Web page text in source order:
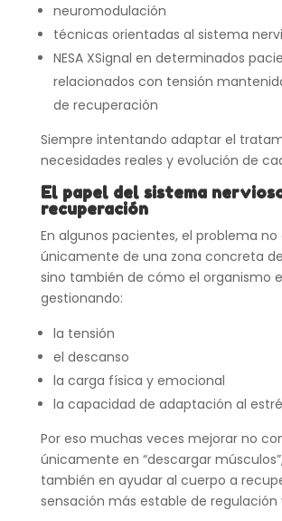
neuromodulación
técnicas orientadas al sistema
NESA XSignal en determinados
relacionados con tensión
de recuperación
Siempre intentando adaptar el
necesidades reales y evolución de
El papel del sistema
recuperación
En algunos pacientes, el problema
únicamente de una zona concreta
sino también de cómo el organismo
gestionando:
la tensión
el descanso
la carga física y emocional
la capacidad de adaptación al
Por eso muchas veces mejorar no
únicamente en “descargar
también en ayudar al cuerpo a
sensación más estable de regulación